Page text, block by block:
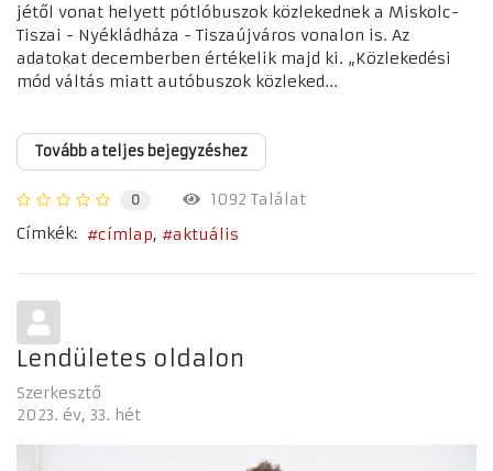
jétől vonat helyett pótlóbuszok közlekednek a Miskolc-
Tiszai - Nyékládháza - Tiszaújváros vonalon is. Az
adatokat decemberben értékelik majd ki. „Közlekedési
mód váltás miatt autóbuszok közleked...
Tovább a teljes bejegyzéshez
0
1092 Találat
Címkék:
címlap aktuális
Lendületes oldalon
Szerkesztő
2023. év 33. hét